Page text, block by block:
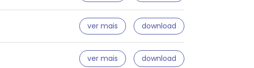
ver mais download
ver mais download